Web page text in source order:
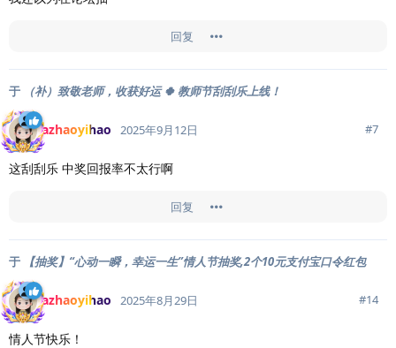
回复
于 （补）致敬老师，收获好运 🍀 教师节刮刮乐上线！
azhaoyihao 2025年9月12日 #7
这刮刮乐 中奖回报率不太行啊
回复
于 【抽奖】“心动一瞬，幸运一生”情人节抽奖,2个10元支付宝口令红包
azhaoyihao 2025年8月29日 #14
情人节快乐！